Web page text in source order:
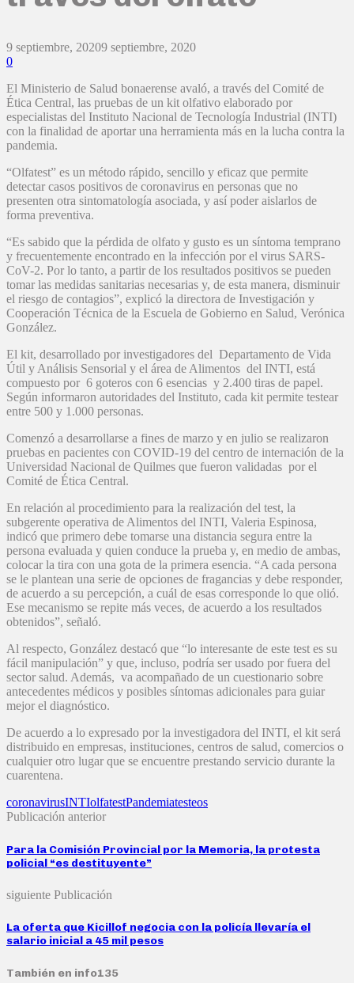
9 septiembre, 20209 septiembre, 2020
0
El Ministerio de Salud bonaerense avaló, a través del Comité de
Ética Central, las pruebas de un kit olfativo elaborado por
especialistas del Instituto Nacional de Tecnología Industrial (INTI)
con la finalidad de aportar una herramienta más en la lucha contra la
pandemia.
“Olfatest” es un método rápido, sencillo y eficaz que permite
detectar casos positivos de coronavirus en personas que no
presenten otra sintomatología asociada, y así poder aislarlos de
forma preventiva.
“Es sabido que la pérdida de olfato y gusto es un síntoma temprano
y frecuentemente encontrado en la infección por el virus SARS-
CoV-2. Por lo tanto, a partir de los resultados positivos se pueden
tomar las medidas sanitarias necesarias y, de esta manera, disminuir
el riesgo de contagios”, explicó la directora de Investigación y
Cooperación Técnica de la Escuela de Gobierno en Salud, Verónica
González.
El kit, desarrollado por investigadores del Departamento de Vida
Útil y Análisis Sensorial y el área de Alimentos del INTI, está
compuesto por 6 goteros con 6 esencias y 2.400 tiras de papel.
Según informaron autoridades del Instituto, cada kit permite testear
entre 500 y 1.000 personas.
Comenzó a desarrollarse a fines de marzo y en julio se realizaron
pruebas en pacientes con COVID-19 del centro de internación de la
Universidad Nacional de Quilmes que fueron validadas por el
Comité de Ética Central.
En relación al procedimiento para la realización del test, la
subgerente operativa de Alimentos del INTI, Valeria Espinosa,
indicó que primero debe tomarse una distancia segura entre la
persona evaluada y quien conduce la prueba y, en medio de ambas,
colocar la tira con una gota de la primera esencia. “A cada persona
se le plantean una serie de opciones de fragancias y debe responder,
de acuerdo a su percepción, a cuál de esas corresponde lo que olió.
Ese mecanismo se repite más veces, de acuerdo a los resultados
obtenidos”, señaló.
Al respecto, González destacó que “lo interesante de este test es su
fácil manipulación” y que, incluso, podría ser usado por fuera del
sector salud. Además, va acompañado de un cuestionario sobre
antecedentes médicos y posibles síntomas adicionales para guiar
mejor el diagnóstico.
De acuerdo a lo expresado por la investigadora del INTI, el kit será
distribuido en empresas, instituciones, centros de salud, comercios o
cualquier otro lugar que se encuentre prestando servicio durante la
cuarentena.
coronavirusINTIolfatestPandemiatesteos
Publicación anterior
Para la Comisión Provincial por la Memoria, la protesta
policial “es destituyente”
siguiente Publicación
La oferta que Kicillof negocia con la policía llevaría el
salario inicial a 45 mil pesos
También en info135